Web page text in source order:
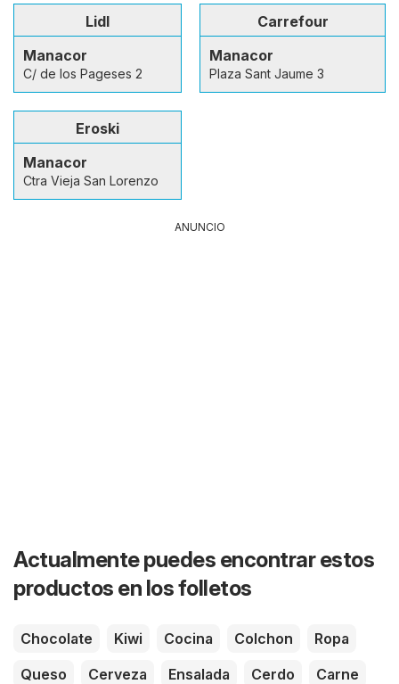
Lidl
Manacor
C/ de los Pageses 2
Carrefour
Manacor
Plaza Sant Jaume 3
Eroski
Manacor
Ctra Vieja San Lorenzo
ANUNCIO
Actualmente puedes encontrar estos
productos en los folletos
Chocolate Kiwi Cocina Colchon
Ropa
Queso
Cerveza Ensalada Cerdo
Carne